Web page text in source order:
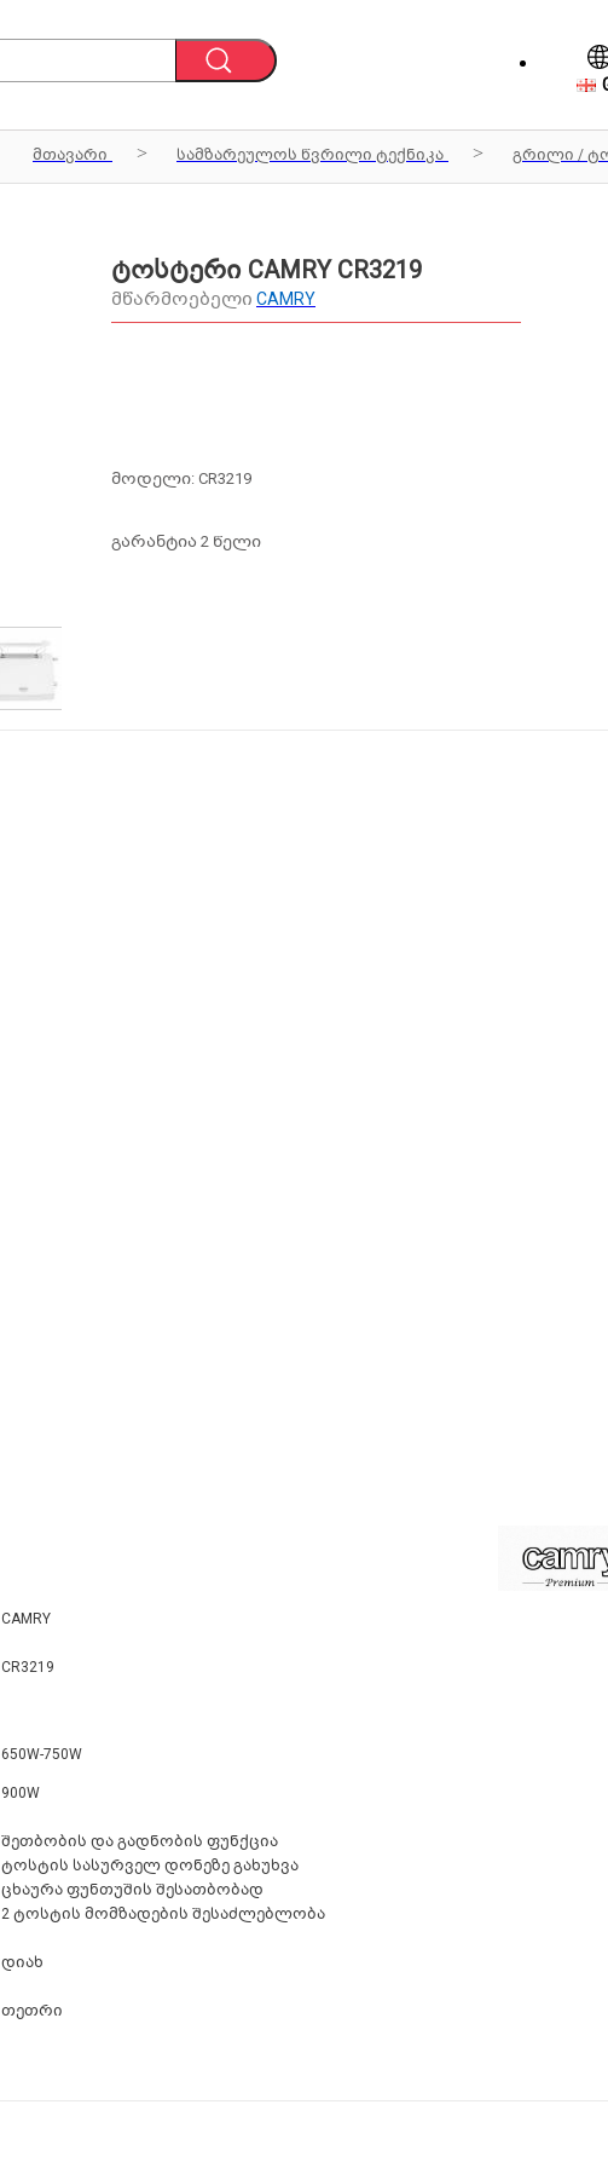
მთავარი სამზარეულოს წვრილი ტექნიკა გრილი /
ტოსტერი CAMRY CR3219
მწარმოებელი CAMRY
მოდელი: CR3219
გარანტია 2 წელი
CAMRY
CR3219
650W-750W
900W
შეთბობის და გადნობის ფუნქცია
ტოსტის სასურველ დონეზე გახუხვა
ცხაურა ფუნთუშის შესათბობად
2 ტოსტის მომზადების შესაძლებლობა
დიახ
თეთრი